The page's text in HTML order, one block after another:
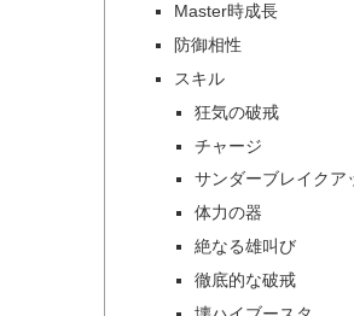
Master時成長
防御相性
スキル
狂気の破戒
チャージ
サンダーブレイクア
体力の器
絶なる雄叫び
徹底的な破戒